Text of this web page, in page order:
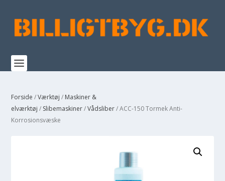
Forside /Værktøj / Maskiner &
elværktøj / Slibemaskiner/Vådsliber/ ACC-150 Tormek Anti-
Korrosionsvæske